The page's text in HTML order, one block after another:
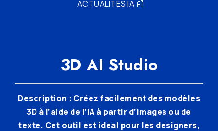
ACTUALITÉS IA 📰
3D AI Studio
Description : Créez facilement des modèles
3D à l’aide de l’IA à partir d’images ou de
texte. Cet outil est idéal pour les designers,